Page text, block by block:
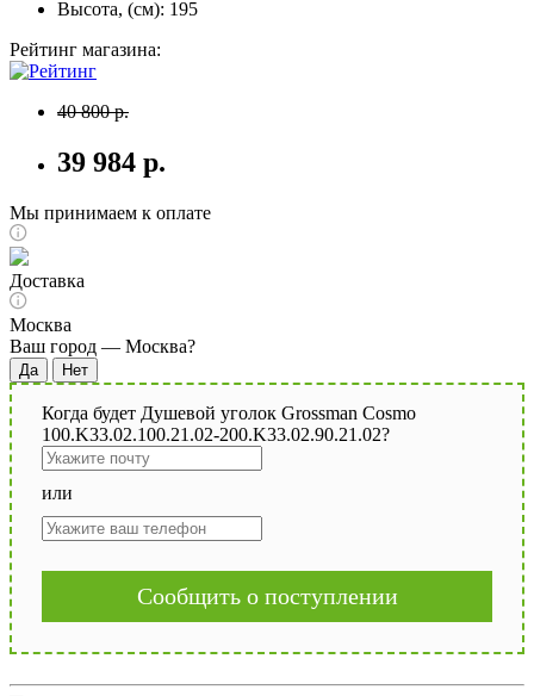
Высота, (см): 195
Рейтинг магазина:
40 800 р.
39 984 р.
Мы принимаем к оплате
Доставка
Москва
Ваш город — Москва?
Когда будет Душевой уголок Grossman Cosmo
100.K33.02.100.21.02-200.K33.02.90.21.02?
или
Сообщить о поступлении